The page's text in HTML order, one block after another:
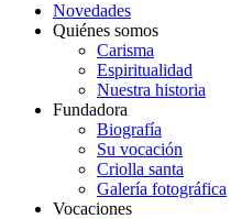
Novedades
Quiénes somos
Carisma
Espiritualidad
Nuestra historia
Fundadora
Biografía
Su vocación
Criolla santa
Galería fotográfica
Vocaciones